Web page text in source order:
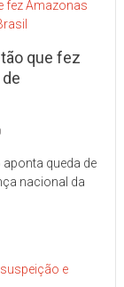
que fez
queda de
nacional da